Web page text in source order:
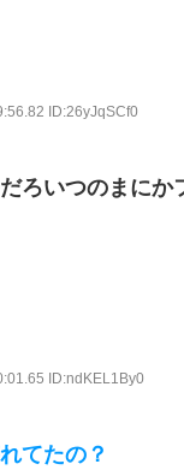
ID:26yJqSCf0
ろいつのまにか
ID:ndKEL1By0
てたの？